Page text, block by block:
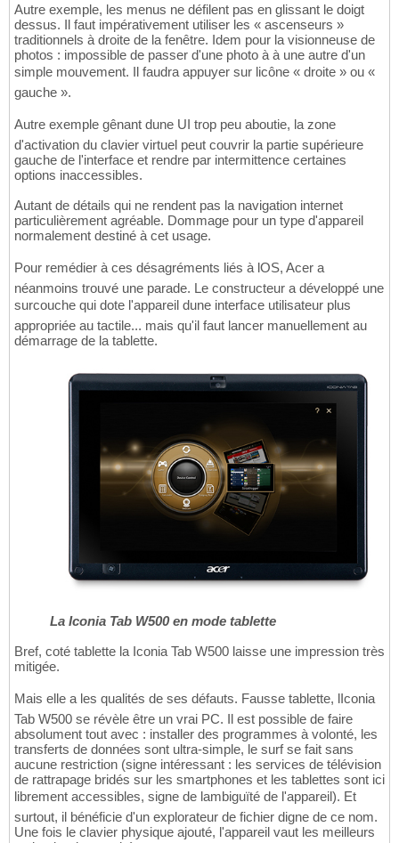
Autre exemple, les menus ne défilent pas en glissant le doigt
dessus. Il faut impérativement utiliser les « ascenseurs »
traditionnels à droite de la fenêtre. Idem pour la visionneuse de
photos : impossible de passer d'une photo à à une autre d'un
simple mouvement. Il faudra appuyer sur licône « droite » ou «
gauche ».
Autre exemple gênant dune UI trop peu aboutie, la zone
d'activation du clavier virtuel peut couvrir la partie supérieure
gauche de l'interface et rendre par intermittence certaines
options inaccessibles.
Autant de détails qui ne rendent pas la navigation internet
particulièrement agréable. Dommage pour un type d'appareil
normalement destiné à cet usage.
Pour remédier à ces désagréments liés à lOS, Acer a
néanmoins trouvé une parade. Le constructeur a développé une
surcouche qui dote l'appareil dune interface utilisateur plus
appropriée au tactile... mais qu'il faut lancer manuellement au
démarrage de la tablette.
La Iconia Tab W500 en mode tablette
Bref, coté tablette la Iconia Tab W500 laisse une impression très
mitigée.
Mais elle a les qualités de ses défauts. Fausse tablette, lIconia
Tab W500 se révèle être un vrai PC. Il est possible de faire
absolument tout avec : installer des programmes à volonté, les
transferts de données sont ultra-simple, le surf se fait sans
aucune restriction (signe intéressant : les services de télévision
de rattrapage bridés sur les smartphones et les tablettes sont ici
librement accessibles, signe de lambiguïté de l'appareil). Et
surtout, il bénéficie d'un explorateur de fichier digne de ce nom.
Une fois le clavier physique ajouté, l'appareil vaut les meilleurs